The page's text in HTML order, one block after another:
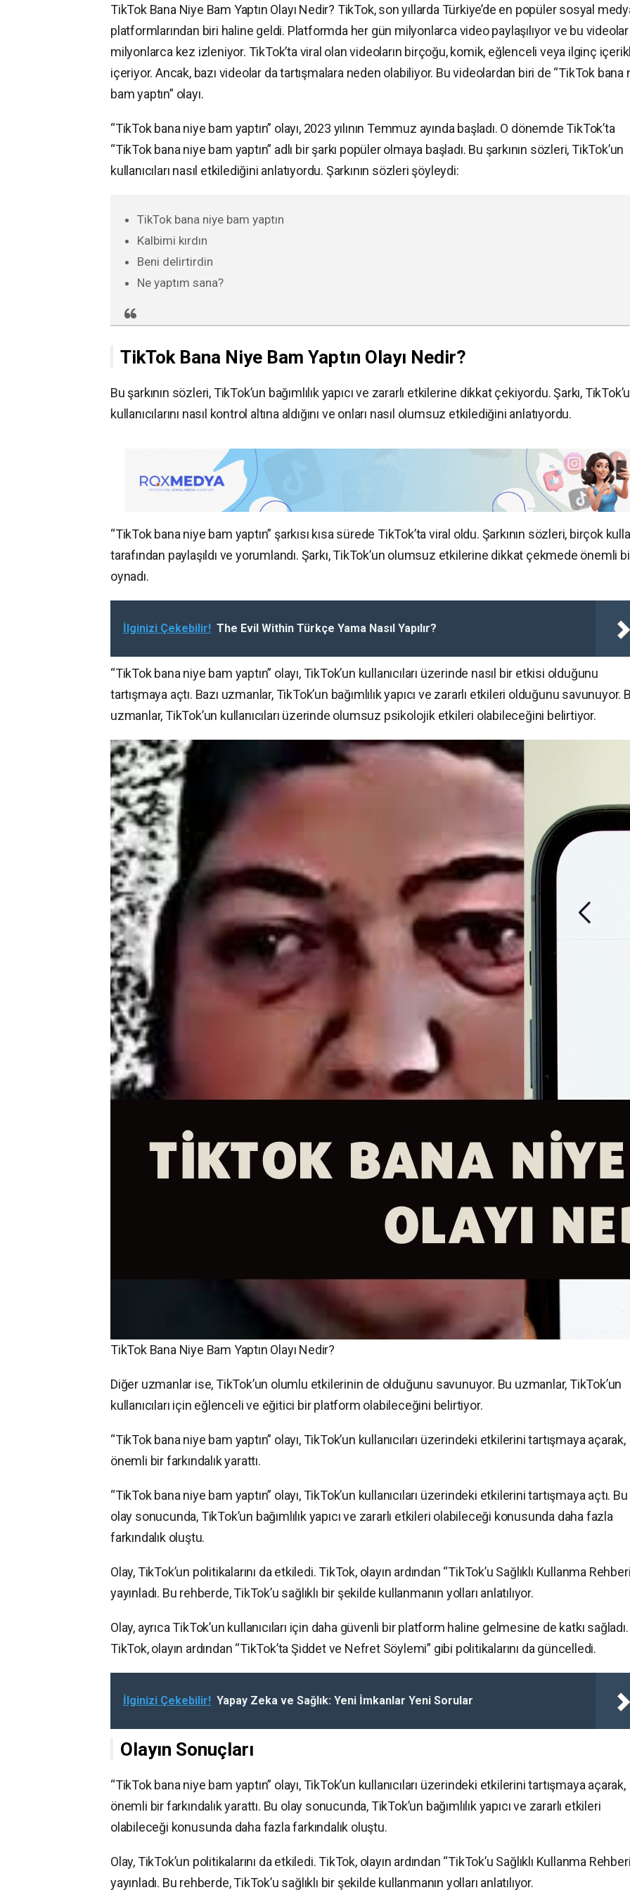
TikTok Bana Niye Bam Yaptın Olayı Nedir? TikTok, son yıllarda Türkiye’de en popüler sosyal
platformlarından biri haline geldi. Platformda her gün milyonlarca video paylaşılıyor ve bu videolar
milyonlarca kez izleniyor. TikTok’ta viral olan videoların birçoğu, komik, eğlenceli veya ilginç
içeriyor. Ancak, bazı videolar da tartışmalara neden olabiliyor. Bu videolardan biri de “TikTok bana
bam yaptın” olayı.
“TikTok bana niye bam yaptın” olayı, 2023 yılının Temmuz ayında başladı. O dönemde TikTok’ta
“TikTok bana niye bam yaptın” adlı bir şarkı popüler olmaya başladı. Bu şarkının sözleri, TikTok’un
kullanıcıları nasıl etkilediğini anlatıyordu. Şarkının sözleri şöyleydi:
TikTok bana niye bam yaptın
Kalbimi kırdın
Beni delirtirdin
Ne yaptım sana?
TikTok Bana Niye Bam Yaptın Olayı Nedir?
Bu şarkının sözleri, TikTok’un bağımlılık yapıcı ve zararlı etkilerine dikkat çekiyordu. Şarkı,
kullanıcılarını nasıl kontrol altına aldığını ve onları nasıl olumsuz etkilediğini anlatıyordu.
“TikTok bana niye bam yaptın” şarkısı kısa sürede TikTok’ta viral oldu. Şarkının sözleri, birçok
tarafından paylaşıldı ve yorumlandı. Şarkı, TikTok’un olumsuz etkilerine dikkat çekmede önemli
oynadı.
İlginizi Çekebilir! The Evil Within Türkçe Yama Nasıl Yapılır?
“TikTok bana niye bam yaptın” olayı, TikTok’un kullanıcıları üzerinde nasıl bir etkisi olduğunu
tartışmaya açtı. Bazı uzmanlar, TikTok’un bağımlılık yapıcı ve zararlı etkileri olduğunu savunuyor.
uzmanlar, TikTok’un kullanıcıları üzerinde olumsuz psikolojik etkileri olabileceğini belirtiyor.
TikTok Bana Niye Bam Yaptın Olayı Nedir?
Diğer uzmanlar ise, TikTok’un olumlu etkilerinin de olduğunu savunuyor. Bu uzmanlar, TikTok’un
kullanıcıları için eğlenceli ve eğitici bir platform olabileceğini belirtiyor.
“TikTok bana niye bam yaptın” olayı, TikTok’un kullanıcıları üzerindeki etkilerini tartışmaya açarak,
önemli bir farkındalık yarattı.
“TikTok bana niye bam yaptın” olayı, TikTok’un kullanıcıları üzerindeki etkilerini tartışmaya açtı. Bu
olay sonucunda, TikTok’un bağımlılık yapıcı ve zararlı etkileri olabileceği konusunda daha fazla
farkındalık oluştu.
Olay, TikTok’un politikalarını da etkiledi. TikTok, olayın ardından “TikTok’u Sağlıklı Kullanma
yayınladı. Bu rehberde, TikTok’u sağlıklı bir şekilde kullanmanın yolları anlatılıyor.
Olay, ayrıca TikTok’un kullanıcıları için daha güvenli bir platform haline gelmesine de katkı sağladı.
TikTok, olayın ardından “TikTok’ta Şiddet ve Nefret Söylemi” gibi politikalarını da güncelledi.
İlginizi Çekebilir! Yapay Zeka ve Sağlık: Yeni İmkanlar Yeni Sorular
Olayın Sonuçları
“TikTok bana niye bam yaptın” olayı, TikTok’un kullanıcıları üzerindeki etkilerini tartışmaya açarak,
önemli bir farkındalık yarattı. Bu olay sonucunda, TikTok’un bağımlılık yapıcı ve zararlı etkileri
olabileceği konusunda daha fazla farkındalık oluştu.
Olay, TikTok’un politikalarını da etkiledi. TikTok, olayın ardından “TikTok’u Sağlıklı Kullanma
yayınladı. Bu rehberde, TikTok’u sağlıklı bir şekilde kullanmanın yolları anlatılıyor.